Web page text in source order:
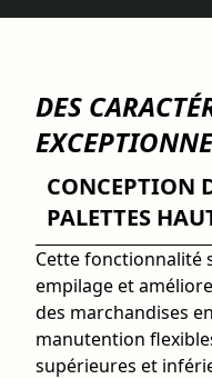
DES
CONCEPTION
PALETTES
Cette fonctionnalité
empilage et
des marchandises
manutention
supérieures et